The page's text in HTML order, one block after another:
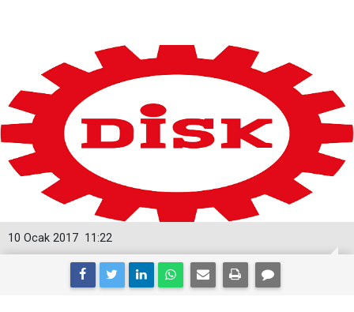
11:22
10 Ocak 2017